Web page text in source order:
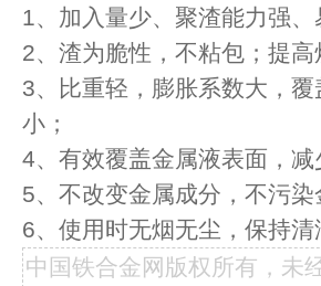
1、加入量少、聚渣能力强
2、渣为脆性，不粘包；提高
3、比重轻，膨胀系数大，
小；
4、有效覆盖金属液表面，
5、不改变金属成分，不污染
6、使用时无烟无尘，保持
中国铁合金网版权所有，未